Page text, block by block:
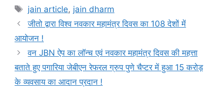
Tags
jain article, jain dharm
जीतो द्वारा विश्व नवकार महामंत्र दिवस का 108 देशों में
आयोजन !
वन JBN ऐप का लॉन्च एवं नवकार महामंत्र दिवस की महत्ता
बताते हुए पगारिया जेबीएन रेफरल ग्रुप पुणे चैप्टर में हुआ 15 करोड़
के व्यवसाय का आदान प्रदान !